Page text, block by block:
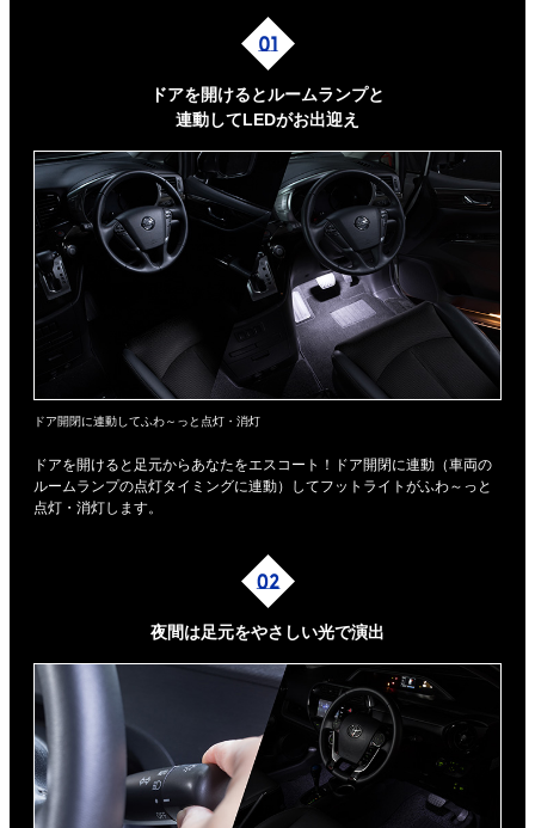
ドアを開けるとルームランプと
連動してLEDがお出迎え
ドア開閉に連動してふわ～っと点灯・消灯
ドアを開けると足元からあなたをエスコート！ドア開閉に連動（車両の
ルームランプの点灯タイミングに連動）してフットライトがふわ～っと
点灯・消灯します。
夜間は足元をやさしい光で演出